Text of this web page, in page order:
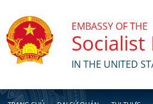
EMBASSY OF THE
IN THE UNITED